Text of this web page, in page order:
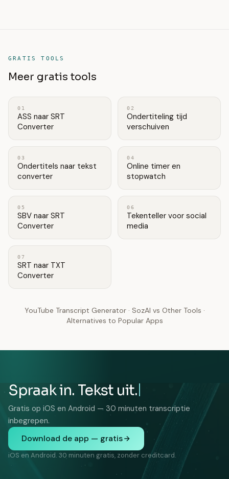
GRATIS TOOLS
Meer gratis tools
01
ASS naar SRT
Converter
02
Ondertiteling tijd
verschuiven
03
Ondertitels naar tekst
converter
04
Online timer en
stopwatch
05
SBV naar SRT
Converter
06
Tekenteller voor social
media
07
SRT naar TXT
Converter
YouTube Transcript Generator· SozAI vs Other Tools ·
Alternatives to Popular Apps
Spraak in. Tekst uit.
Gratis op iOS en Android — 30 minuten transcriptie
inbegrepen.
Download de app — gratis
iOS en Android. 30 minuten gratis, zonder creditcard.